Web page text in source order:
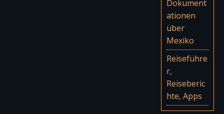
Dokument
ationen
über
Mexiko
Reiseführe
r,
Reiseberic
hte, Apps